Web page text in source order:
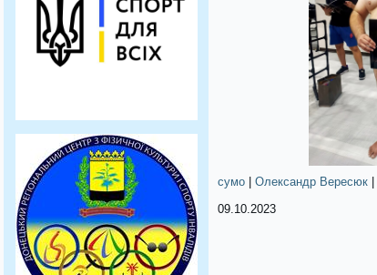
сумо Олександр Вересюк
09.10.2023